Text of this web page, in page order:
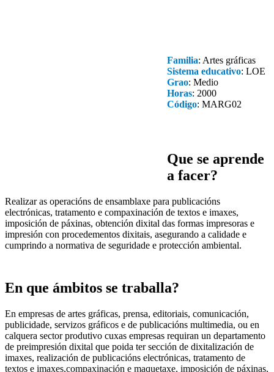
Familia: Artes gráficas
Sistema educativo: LOE
Grao: Medio
Horas: 2000
Código: MARG02
Que se aprende
a facer?
Realizar as operacións de ensamblaxe para publicacións
electrónicas, tratamento e compaxinación de textos e imaxes,
imposición de páxinas, obtención dixital das formas impresoras e
impresión con procedementos dixitais, asegurando a calidade e
cumprindo a normativa de seguridade e protección ambiental.
En que ámbitos se traballa?
En empresas de artes gráficas, prensa, editoriais, comunicación,
publicidade, servizos gráficos e de publicacións multimedia, ou en
calquera sector produtivo cuxas empresas requiran un departamento
de preimpresión dixital que poida ter sección de dixitalización de
imaxes, realización de publicacións electrónicas, tratamento de
textos e imaxes,compaxinación e maquetaxe, imposición de páxinas,